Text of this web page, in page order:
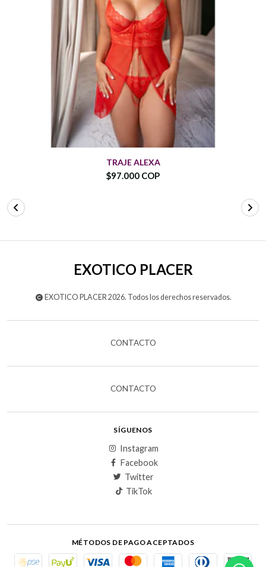
TRAJE ALEXA
$97.000 COP
EXOTICO PLACER
EXOTICO PLACER 2026. Todos los derechos reservados.
CONTACTO
CONTACTO
SÍGUENOS
Instagram
Facebook
Twitter
TikTok
MÉTODOS DE PAGO ACEPTADOS